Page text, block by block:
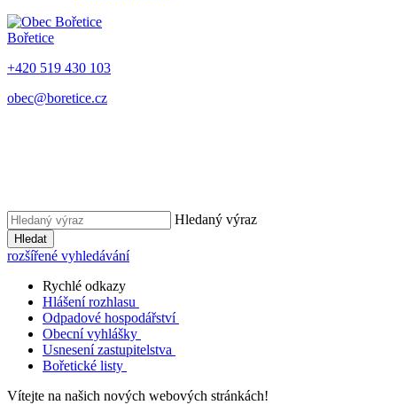
Bořetice
+420 519 430 103
obec@boretice.cz
Hledaný výraz
Hledat
rozšířené vyhledávání
Rychlé odkazy
Hlášení rozhlasu
Odpadové hospodářství
Obecní vyhlášky
Usnesení zastupitelstva
Bořetické listy
Vítejte na našich nových webových stránkách!